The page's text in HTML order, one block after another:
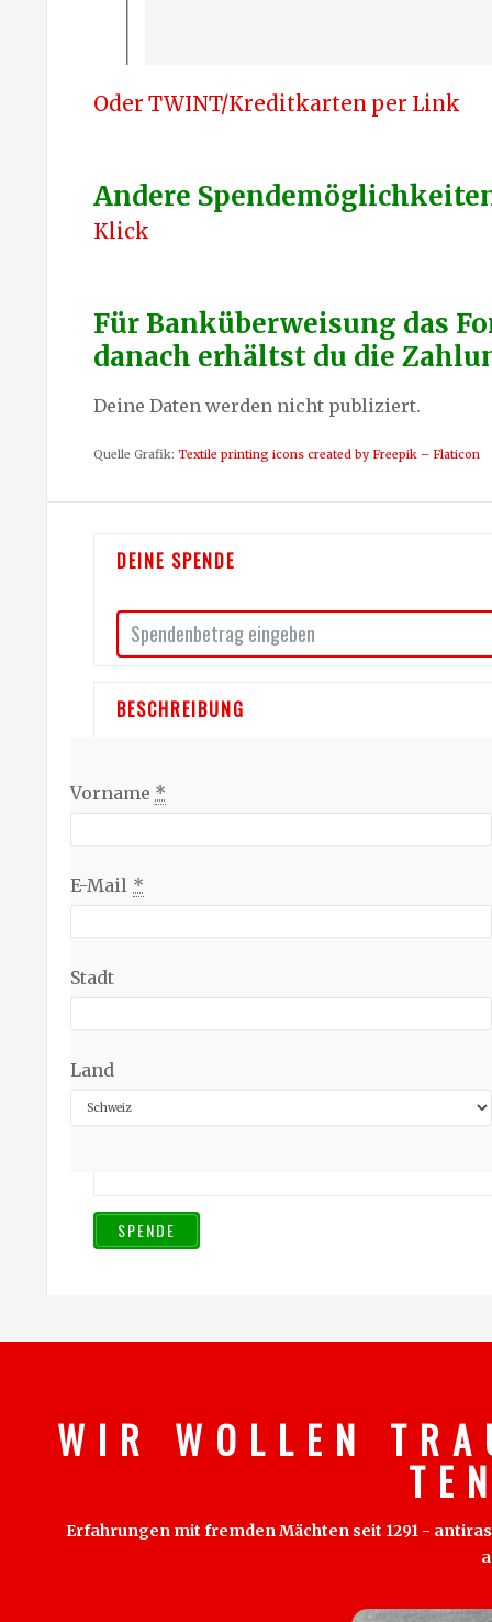
Oder TWINT/Kreditkarten per Link
Andere
Klick
Für Banküberweisung das
danach erhältst du die
Deine Daten werden nicht publiziert.
Quelle Grafik: Textile printing icons created by Freepik – Flaticon
DEINE SPENDE
BESCHREIBUNG
Vorname *
E-Mail *
Stadt
Land
SPENDE
W I R W O L L E N T R
T E
Erfahrungen mit fremden Mächten seit 1291 -